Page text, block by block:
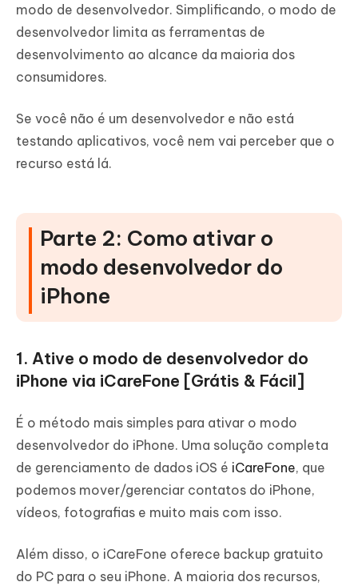
modo de desenvolvedor. Simplificando, o modo de
desenvolvedor limita as ferramentas de
desenvolvimento ao alcance da maioria dos
consumidores.
Se você não é um desenvolvedor e não está
testando aplicativos, você nem vai perceber que o
recurso está lá.
Parte 2: Como ativar o
modo desenvolvedor do
iPhone
1. Ative o modo de desenvolvedor do
iPhone via iCareFone [Grátis & Fácil]
É o método mais simples para ativar o modo
desenvolvedor do iPhone. Uma solução completa
de gerenciamento de dados iOS é iCareFone, que
podemos mover/gerenciar contatos do iPhone,
vídeos, fotografias e muito mais com isso.
Além disso, o iCareFone oferece backup gratuito
do PC para o seu iPhone. A maioria dos recursos,